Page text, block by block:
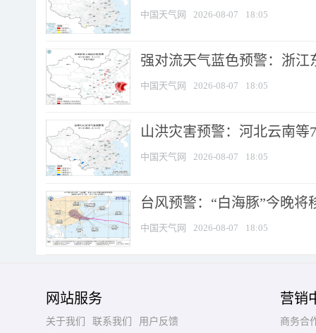
中国天气网 2026-08-07 18:05
强对流天气蓝色预警：浙江
中国天气网 2026-08-07 18:05
山洪灾害预警：河北云南
中国天气网 2026-08-07 18:05
台风预警：“白海豚”今晚将
中国天气网 2026-08-07 18:05
网站服务
关于我们 联系我们
用户反馈
营销
商务合